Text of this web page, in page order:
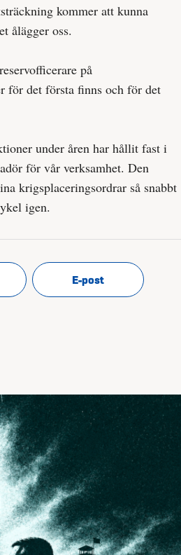
kommer att kunna
ålägger oss.
på
för det första finns och för det
under åren har hållit fast i
för vår verksamhet. Den
krigsplaceringsordrar så snabbt
igen.
E-post